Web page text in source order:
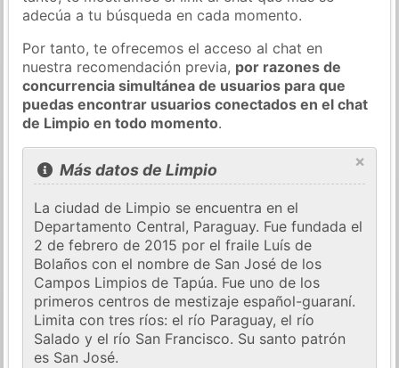
adecúa a tu búsqueda en cada momento.
Por tanto, te ofrecemos el acceso al chat en
nuestra recomendación previa, por razones de
concurrencia simultánea de usuarios para que
puedas encontrar usuarios conectados en el chat
de Limpio en todo momento.
×
Más datos de Limpio
La ciudad de Limpio se encuentra en el
Departamento Central, Paraguay. Fue fundada el
2 de febrero de 2015 por el fraile Luís de
Bolaños con el nombre de San José de los
Campos Limpios de Tapúa. Fue uno de los
primeros centros de mestizaje español-guaraní.
Limita con tres ríos: el río Paraguay, el río
Salado y el río San Francisco. Su santo patrón
es San José.